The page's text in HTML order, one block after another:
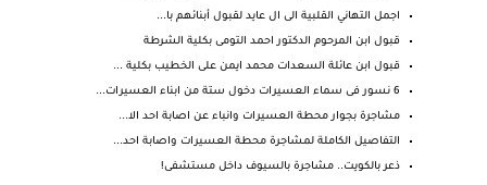
اجمل التهاني القلبية الى ال عايد لقبول أبنائهم با...
قبول ابن المرحوم الدكتور احمد التومى بكلية الشرطة
قبول ابن عائلة السعدات محمد ايمن على الخطيب بكلية ...
6 نسور فى سماء العسيرات دخول ستة من ابناء العسيرات...
مشاجرة بجوار محطة العسيرات وانباء عن اصابة احد الا...
التفاصيل الكاملة لمشاجرة محطة العسيرات واصابة احد...
ذعر بالكويت.. مشاجرة بالسيوف داخل مستشفى!